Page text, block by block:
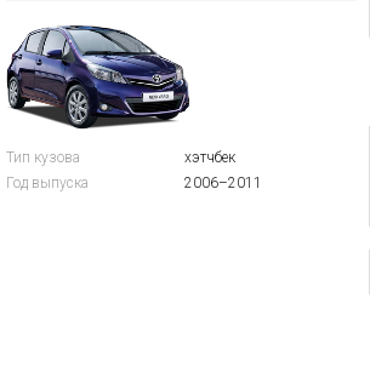
Тип кузова
хэтчбек
Год выпуска
2006–2011